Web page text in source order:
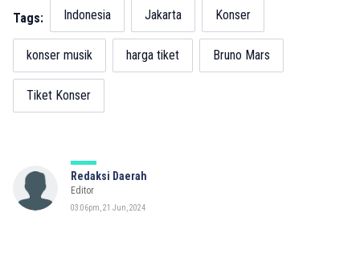
Tags: Indonesia Jakarta Konser
konser musik harga tiket Bruno Mars
Tiket Konser
Redaksi Daerah
Editor
03:06pm, 21 Jun, 2024